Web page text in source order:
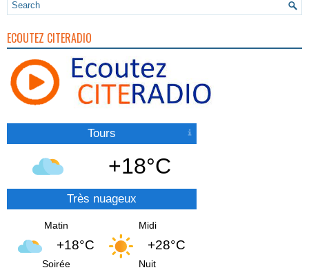
ECOUTEZ CITERADIO
Tours
+18°C
Très nuageux
Matin
+18°C
Midi
+28°C
Soirée Nuit